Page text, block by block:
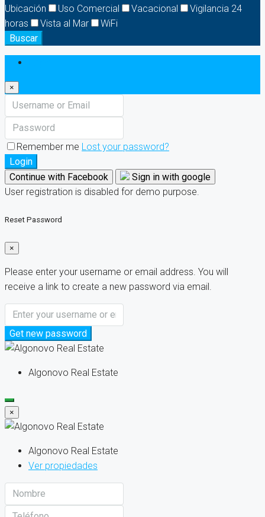
Ubicación
Uso Comercial Vacacional
Vigilancia 24
horas
Vista al Mar
WiFi
Buscar
×
Remember me Lost your password?
Login
Continue with Facebook
Sign in with google
User registration is disabled for demo purpose.
Reset Password
×
Please enter your username or email address. You will
receive a link to create a new password via email.
Get new password
Algonovo Real Estate
×
Algonovo Real Estate
Ver propiedades